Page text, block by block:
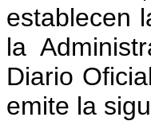
establecen
la
Diario
emite la